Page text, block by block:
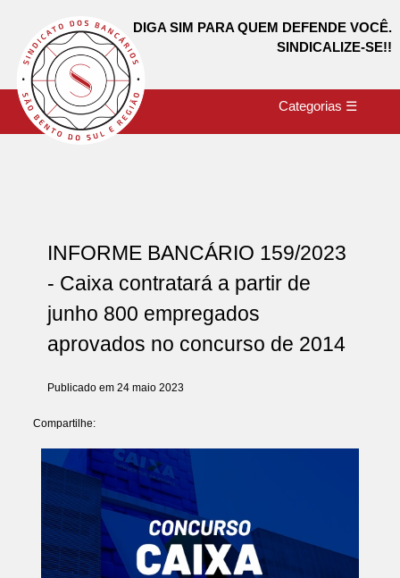
DIGA SIM PARA QUEM DEFENDE VOCÊ.
SINDICALIZE-SE!!
Categorias ☰
INFORME BANCÁRIO 159/2023
- Caixa contratará a partir de
junho 800 empregados
aprovados no concurso de 2014
Publicado em 24 maio 2023
Compartilhe: